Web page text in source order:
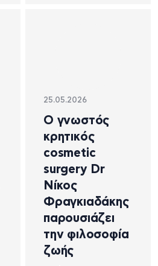
25.05.2026
Ο γνωστός
κρητικός
cosmetic
surgery Dr
Νίκος
Φραγκιαδάκης
παρουσιάζει
την φιλοσοφία
ζωής